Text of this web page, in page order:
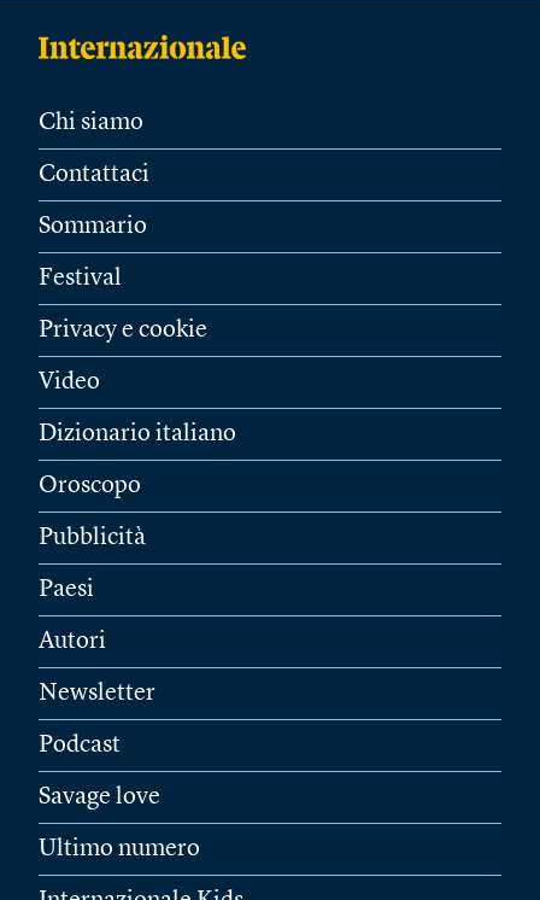
Chi siamo
Contattaci
Sommario
Festival
Privacy e cookie
Video
Dizionario italiano
Oroscopo
Pubblicità
Paesi
Autori
Newsletter
Podcast
Savage love
Ultimo numero